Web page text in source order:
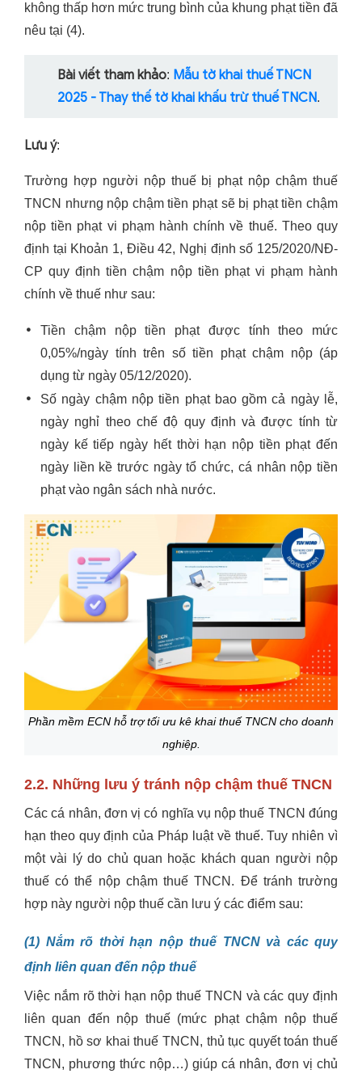
không thấp hơn mức trung bình của khung phạt tiền đã
nêu tại (4).
Bài viết tham khảo: Mẫu tờ khai thuế TNCN
2025 - Thay thế tờ khai khấu trừ thuế TNCN.
Lưu ý:
Trường hợp người nộp thuế bị phạt nộp chậm thuế
TNCN nhưng nộp chậm tiền phạt sẽ bị phạt tiền chậm
nộp tiền phạt vi phạm hành chính về thuế. Theo quy
định tại Khoản 1, Điều 42, Nghị định số 125/2020/NĐ-
CP quy định tiền chậm nộp tiền phạt vi phạm hành
chính về thuế như sau:
Tiền chậm nộp tiền phạt được tính theo mức
0,05%/ngày tính trên số tiền phạt chậm nộp (áp
dụng từ ngày 05/12/2020).
Số ngày chậm nộp tiền phạt bao gồm cả ngày lễ,
ngày nghỉ theo chế độ quy định và được tính từ
ngày kế tiếp ngày hết thời hạn nộp tiền phạt đến
ngày liền kề trước ngày tổ chức, cá nhân nộp tiền
phạt vào ngân sách nhà nước.
Phần mềm ECN hỗ trợ tối ưu kê khai thuế TNCN cho doanh
nghiệp.
2.2. Những lưu ý tránh nộp chậm thuế TNCN
Các cá nhân, đơn vị có nghĩa vụ nộp thuế TNCN đúng
hạn theo quy định của Pháp luật về thuế. Tuy nhiên vì
một vài lý do chủ quan hoặc khách quan người nộp
thuế có thể nộp chậm thuế TNCN. Để tránh trường
hợp này người nộp thuế cần lưu ý các điểm sau:
(1) Nắm rõ thời hạn nộp thuế TNCN và các quy
định liên quan đến nộp thuế
Việc nắm rõ thời hạn nộp thuế TNCN và các quy định
liên quan đến nộp thuế (mức phạt chậm nộp thuế
TNCN, hồ sơ khai thuế TNCN, thủ tục quyết toán thuế
TNCN, phương thức nộp…) giúp cá nhân, đơn vị chủ